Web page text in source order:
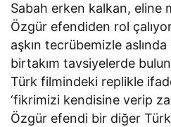
Sabah erken kalkan, eline
Özgür efendiden rol
aşkın tecrübemizle
birtakım tavsiyelerde
Türk filmindeki replikle
‘fikrimizi kendisine verip
Özgür efendi bir diğer Türk